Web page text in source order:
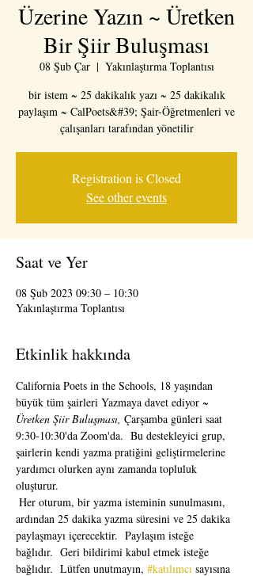
Üzerine Yazın ~ Üretken
Bir Şiir Buluşması
08 Şub Çar
  |
Yakınlaştırma Toplantısı
bir istem ~ 25 dakikalık yazı ~ 25 dakikalık
paylaşım ~ CalPoets&#39; Şair-Öğretmenleri ve
çalışanları tarafından yönetilir
Registration is Closed
See other events
Saat ve Yer
08 Şub 2023 09:30 – 10:30
Yakınlaştırma Toplantısı
Etkinlik hakkında
California Poets in the Schools, 18 yaşından
büyük tüm şairleri Yazmaya davet ediyor ~
Üretken Şiir Buluşması, Çarşamba günleri saat
9:30-10:30'da Zoom'da.  Bu destekleyici grup,
şairlerin kendi yazma pratiğini geliştirmelerine
yardımcı olurken aynı zamanda topluluk
oluşturur.
ardından 25 dakika yazma süresini ve 25 dakika
paylaşmayı içerecektir.  Paylaşım isteğe
bağlıdır.  Geri bildirimi kabul etmek isteğe
bağlıdır.  Lütfen unutmayın, #katılımcı sayısına